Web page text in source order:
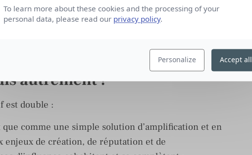
autrement !
est double :
comme une simple solution d’amplification et en
enjeux de création, de réputation et de
To learn more about these cookies and the processing of your
personal data, please read our privacy policy.
Personalize Accept all